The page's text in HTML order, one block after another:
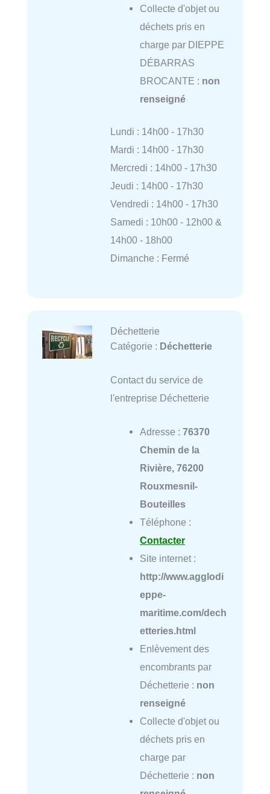
Collecte d'objet ou
déchets pris en
charge par DIEPPE
DÉBARRAS
BROCANTE : non
renseigné
Lundi : 14h00 - 17h30
Mardi : 14h00 - 17h30
Mercredi : 14h00 - 17h30
Jeudi : 14h00 - 17h30
Vendredi : 14h00 - 17h30
Samedi : 10h00 - 12h00 &
14h00 - 18h00
Dimanche : Fermé
Déchetterie
Catégorie : Déchetterie
Contact du service de
l'entreprise Déchetterie
Adresse : 76370
Chemin de la
Rivière, 76200
Rouxmesnil-
Bouteilles
Téléphone :
Contacter
Site internet :
http://www.agglodi
eppe-
maritime.com/dech
etteries.html
Enlèvement des
encombrants par
Déchetterie : non
renseigné
Collecte d'objet ou
déchets pris en
charge par
Déchetterie : non